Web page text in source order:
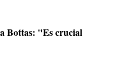
Bottas: "Es crucial